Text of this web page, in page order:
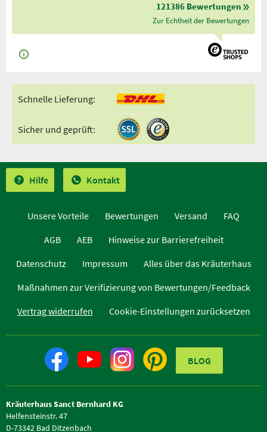
121386 Bewertungen
Zur Echtheit der Bewertungen
Schnelle Lieferung:
Sicher und geprüft:
Hilfe Kontakt
Unsere Vorteile Bewertungen Versand
FAQ
AGB
AEB
Hinweise zur Barrierefreiheit
Datenschutz
Impressum
Alles über das Kräuterhaus
Maßnahmen zur Verifizierung von Bewertungen/Feedback
Vertrag widerrufen
Cookie-Einstellungen zurücksetzen
BLOG
Kräuterhaus Sanct Bernhard KG
Helfensteinstr. 47
D-73342 Bad Ditzenbach